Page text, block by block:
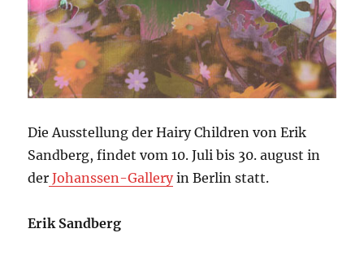
Die Ausstellung der Hairy Children von Erik
Sandberg, findet vom 10. Juli bis 30. august in
der Johanssen-Galleryin Berlin statt.
Erik Sandberg